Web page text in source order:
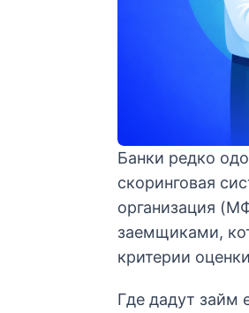
Банки редко
скоринговая
организация
заемщиками,
критерии
Где дадут займ